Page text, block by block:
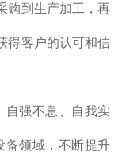
购到⽣产加⼯，再
得客户的认可和信
⾃强不息、⾃我实
备领域，不断提升